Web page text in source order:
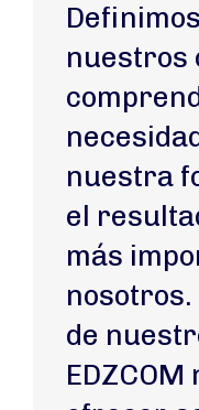
nuestros
nuestra
el
más
nosotros.
de